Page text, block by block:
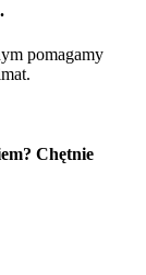
pomagamy
Chętnie